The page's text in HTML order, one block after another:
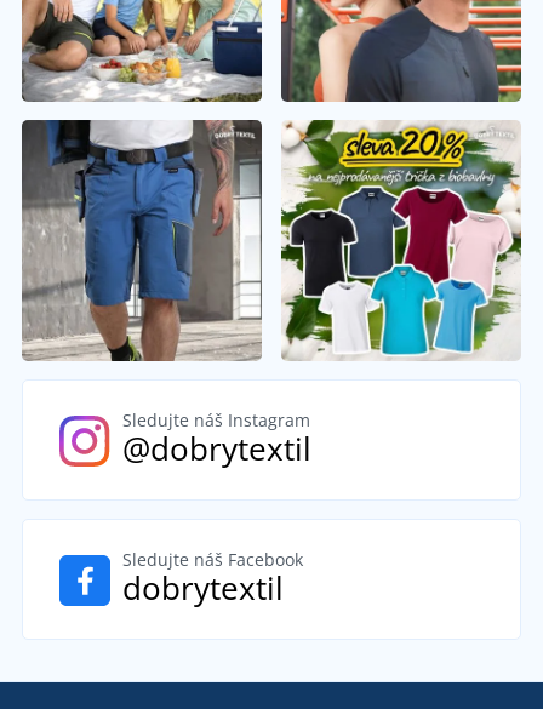
Sledujte náš Instagram
@dobrytextil
Sledujte náš Facebook
dobrytextil